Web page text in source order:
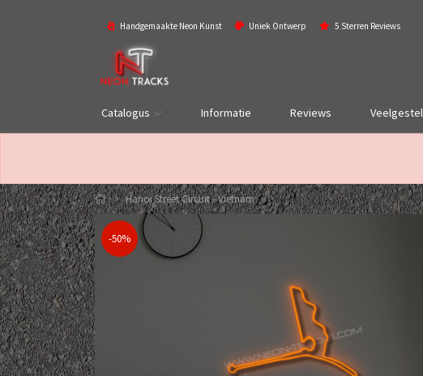
Handgemaakte Neon Kunst Uniek Ontwerp 5 Sterren Reviews
Catalogus Informatie Reviews
Hanoi Street Circuit - Vietnam
-50%